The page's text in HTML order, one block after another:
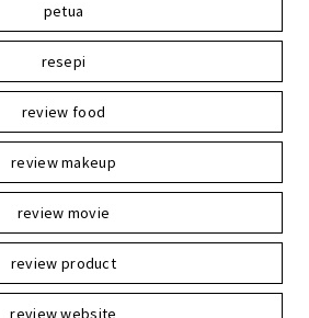
petua
resepi
review food
review makeup
review movie
review product
review website